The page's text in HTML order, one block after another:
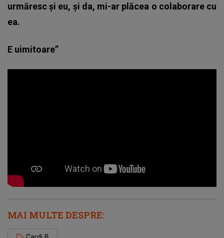
urmăresc și eu, și da, mi-ar plăcea o colaborare cu
ea.
E uimitoare”
MAI MULTE DESPRE: